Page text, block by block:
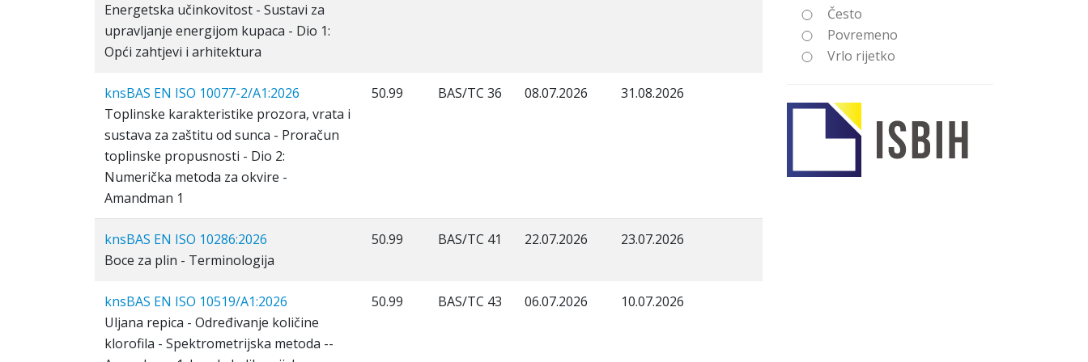
Energetska učinkovitost - Sustavi za
upravljanje energijom kupaca - Dio 1:
Opći zahtjevi i arhitektura
knsBAS EN ISO 10077-2/A1:2026
Toplinske karakteristike prozora, vrata i
sustava za zaštitu od sunca - Proračun
toplinske propusnosti - Dio 2:
Numerička metoda za okvire -
Amandman 1
50.99 BAS/TC 36 08.07.2026 31.08.2026
knsBAS EN ISO 10286:2026
Boce za plin - Terminologija
50.99 BAS/TC 41 22.07.2026 23.07.2026
knsBAS EN ISO 10519/A1:2026
Uljana repica - Određivanje količine
klorofila - Spektrometrijska metoda --
50.99 BAS/TC 43 06.07.2026 10.07.2026
Često
Povremeno
Vrlo rijetko